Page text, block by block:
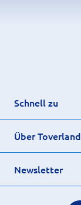
Schnell zu
Über Toverland
Newsletter